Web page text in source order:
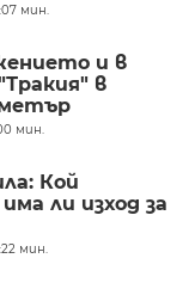
мин.
и в
в
мин.
Кой
ли изход за
мин.